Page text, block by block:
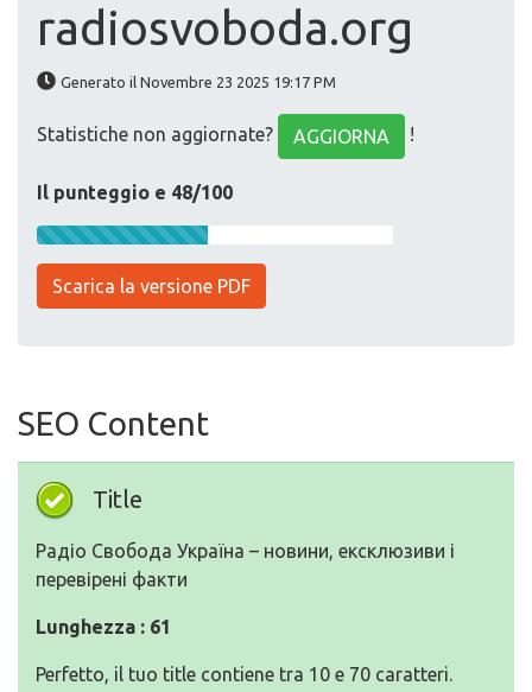
radiosvoboda.org
Generato il Novembre 23 2025 19:17 PM
Statistiche non aggiornate? AGGIORNA !
Il punteggio e 48/100
Scarica la versione PDF
SEO Content
Title
Радіо Свобода Україна – новини, ексклюзиви і
перевірені факти
Lunghezza : 61
Perfetto, il tuo title contiene tra 10 e 70 caratteri.